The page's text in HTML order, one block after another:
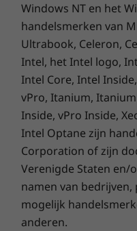
De IdeaPad Slim 5i
sneller en veiliger te
heeft niet alleen
een optionele
aanmelding met
FHD IR-camera,
De webcam is
privacyschuifje
afdekken. Rapid
je na slechts 15
op de laptop kunt
poorten kun je
en apparaten van
Windows NT en het
handelsmerken van
Ultrabook, Celeron,
Intel, het Intel logo,
Intel Core, Intel
vPro, Itanium,
Inside, vPro Inside,
Intel Optane zijn
Corporation of zijn
Verenigde Staten en/
namen van
mogelijk
anderen.